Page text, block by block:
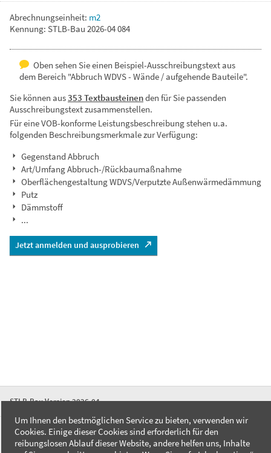
Abrechnungseinheit: m2
Kennung: STLB-Bau 2026-04 084
Oben sehen Sie einen Beispiel-Ausschreibungstext aus
dem Bereich "Abbruch WDVS - Wände / aufgehende Bauteile".
Sie können aus353 Textbausteinenden für Sie passenden
Ausschreibungstext zusammenstellen.
Für eine VOB-konforme Leistungsbeschreibung stehen u.a.
folgenden Beschreibungsmerkmale zur Verfügung:
Gegenstand Abbruch
Art/Umfang Abbruch-/Rückbaumaßnahme
Oberflächengestaltung WDVS/Verputzte Außenwärmedämmung
Putz
Dämmstoff
...
Jetzt anmelden und ausprobieren
STLB-Bau Version 2026-04
FAQ
Kontakt
Um Ihnen den bestmöglichen Service zu bieten, verwenden wir
Cookies. Einige dieser Cookies sind erforderlich für den
reibungslosen Ablauf dieser Website, andere helfen uns, Inhalte